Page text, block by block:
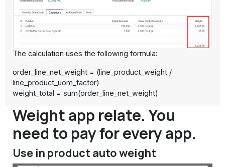
The calculation uses the following formula:
order_line_net_weight = (line_product_weight /
line_product_uom_factor)
weight_total = sum(order_line_net_weight)
Weight app relate. You
need to pay for every app.
Use in product auto weight